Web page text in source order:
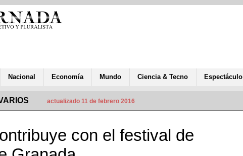
Nacional Economía Mundo Ciencia & Tecno Espectáculo
actualizado 11 de febrero 2016
con el festival de